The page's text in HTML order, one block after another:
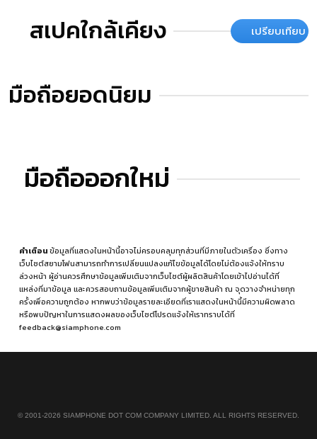
สเปคใกล้เคียง เปรียบเทียบ
มือถือยอดนิยม
มือถือออกใหม่
คำเตือนข้อมูลที่แสดงในหน้านี้อาจไม่ครอบคลุมทุกส่วนที่มีภายในตัวเครื่อง ซึ่งทาง
เว็บไซต์สยามโฟนสามารถทำการเปลี่ยนแปลงแก้ไขข้อมูลได้โดยไม่ต้องแจ้งให้ทราบ
ล่วงหน้า ผู้อ่านควรศึกษาข้อมูลเพิ่มเติมจากเว็บไซต์ผู้ผลิตสินค้าโดยเข้าไปอ่านได้ที่
แหล่งที่มาข้อมูล และควรสอบถามข้อมูลเพิ่มเติมจากผู้ขายสินค้า ณ จุดวางจำหน่ายทุก
ครั้งเพื่อความถูกต้อง หากพบว่าข้อมูลรายละเอียดที่เราแสดงในหน้านี้มีความผิดพลาด
หรือพบปัญหาในการแสดงผลของเว็บไซต์โปรดแจ้งให้เราทราบได้ที่
feedback@siamphone.com
© 2001-2026 SIAMPHONE DOT COM COMPANY LIMITED. ALL RIGHTS RESERVED.